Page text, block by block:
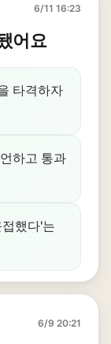
6/11 16:23
어요
타격하자
하고 통과
했다'는
6/9 20:21